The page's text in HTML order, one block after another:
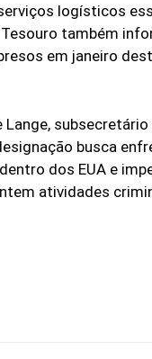
logísticos
também
em janeiro
busca
dos EUA e
atividades